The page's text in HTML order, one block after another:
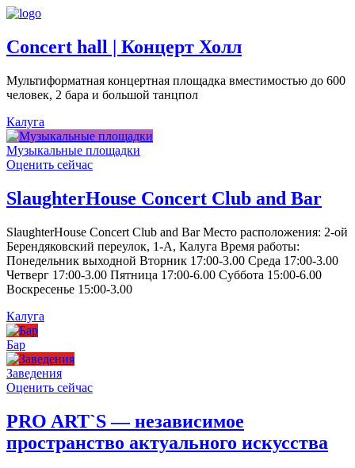
Concert hall | Концерт Холл
Мультиформатная концертная площадка вместимостью до 600
человек, 2 бара и большой танцпол
Калуга
Музыкальные площадки
Оценить сейчас
SlaughterHouse Concert Club and Bar
SlaughterHouse Concert Club and Bar Место расположения: 2-ой
Берендяковский переулок, 1-А, Калуга Время работы:
Понедельник выходной Вторник 17:00-3.00 Среда 17:00-3.00
Четверг 17:00-3.00 Пятница 17:00-6.00 Суббота 15:00-6.00
Воскресенье 15:00-3.00
Калуга
Бар
Заведения
Оценить сейчас
PRO ART`S — независимое
пространство актуального искусства